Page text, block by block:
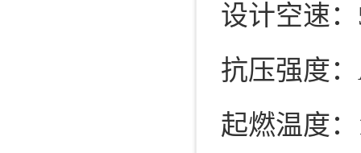
设计空速：
抗压强度
起燃温度